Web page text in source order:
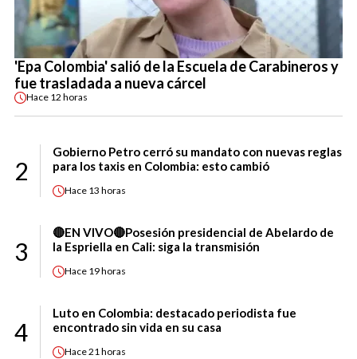
'Epa Colombia' salió de la Escuela de Carabineros y
fue trasladada a nueva cárcel
Hace 12 horas
2
Gobierno Petro cerró su mandato con nuevas reglas
para los taxis en Colombia: esto cambió
Hace 13 horas
3
🔴EN VIVO🔴Posesión presidencial de Abelardo de
la Espriella en Cali: siga la transmisión
Hace 19 horas
4
Luto en Colombia: destacado periodista fue
encontrado sin vida en su casa
Hace21 horas